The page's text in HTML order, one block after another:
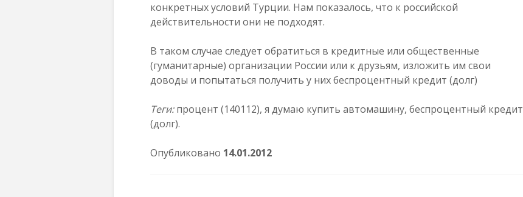
конкретных условий Турции. Нам показалось, что к российской
действительности они не подходят.
В таком случае следует обратиться в кредитные или общественные
(гуманитарные) организации России или к друзьям, изложить им свои
доводы и попытаться получить у них беспроцентный кредит (долг)
Теги:процент (140112), я думаю купить автомашину, беспроцентный кредит
(долг).
Опубликовано 14.01.2012